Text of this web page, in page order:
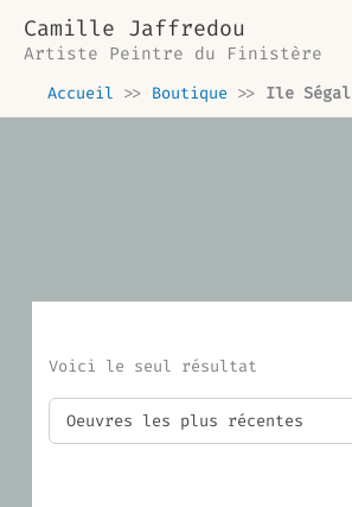
contenu
Camille Jaffredou
Artiste Peintre du Finistère
Accueil >> Boutique >> Ile Ségal
Voici le seul résultat